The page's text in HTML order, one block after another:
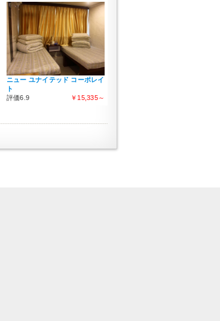
ニュー ユナイテッド コーポレイ
ト
評価6.9
￥15,335～